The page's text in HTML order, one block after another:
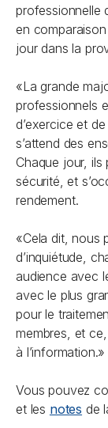
professionnelle
en
jour dans la
«La grande
professionnels
d’exercice et
s’attend des
Chaque jour,
sécurité, et
rendement.
«Cela dit, nous
d’inquiétude,
audience avec
avec le plus
pour le
membres, et
à l’information.»
Vous pouvez
et les notes de